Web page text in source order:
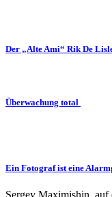
Der „Alte Ami“ Rik De
Überwachung total
Ein Fotograf ist eine